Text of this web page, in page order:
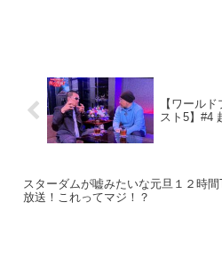
【ワール
スト5】#4
スターダムが嘘みたいな元旦１２時間
放送！これってマジ！？